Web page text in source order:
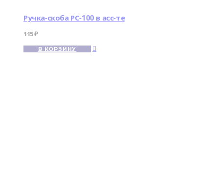
Ручка-скоба РС-100 в асс-те
115₽
В КОРЗИНУ